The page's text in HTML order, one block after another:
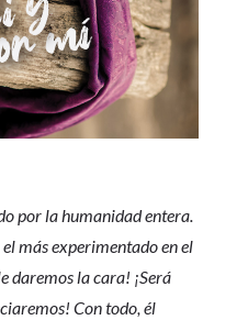
por la humanidad entera.
más experimentado en el
daremos la cara! ¡Será
Con todo, él